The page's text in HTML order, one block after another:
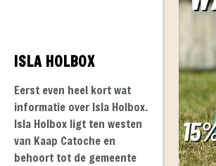
ISLA HOLBOX
Eerst even heel kort wat
informatie over Isla Holbox.
Isla Holbox ligt ten westen
van Kaap Catoche en
behoort tot de gemeente